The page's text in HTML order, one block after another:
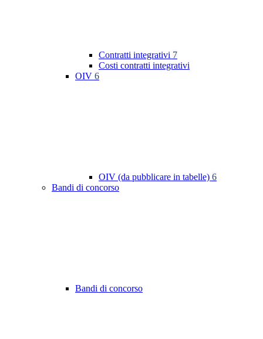
Contratti integrativi 7
Costi contratti integrativi
OIV 6
OIV (da pubblicare in tabelle) 6
Bandi di concorso
Bandi di concorso